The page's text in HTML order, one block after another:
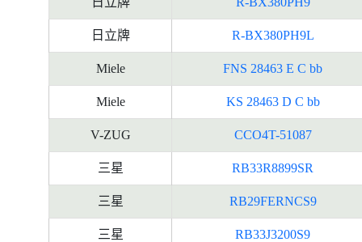
日立牌 R-BX380PH9L
Miele FNS 28463 E C bb
Miele KS 28463 D C bb
V-ZUG CCO4T-51087
三星 RB33R8899SR
三星 RB29FERNCS9
三星 RB33J3200S9